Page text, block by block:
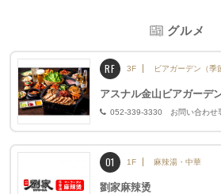
グルメ
RF 3F ビアガーデン（季
アスナル金山ビアガーデ
052-339-3330 お問い合わせ
01 1F 麻辣湯・中華
劉家麻辣烫